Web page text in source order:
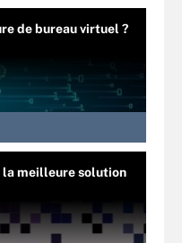
de bureau virtuel ?
la meilleure solution